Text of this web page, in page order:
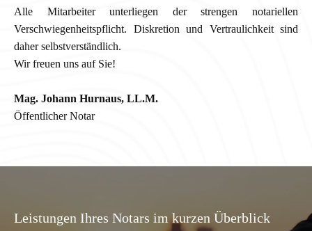
Alle Mitarbeiter unterliegen der strengen notariellen
Verschwiegenheitspflicht. Diskretion und Vertraulichkeit sind
daher selbstverständlich.
Wir freuen uns auf Sie!
Mag. Johann Hurnaus, LL.M.
Öffentlicher Notar
Leistungen Ihres Notars im kurzen Überblick